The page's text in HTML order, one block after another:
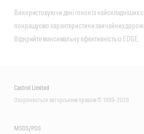
Використовуючи дані гонок із найскладніших
покращуємо характеристики звичайних
Відкрийте максимальну ефективність із EDGE.
Castrol Limited
Охороняється авторським правом © 1999–2026
MSDS/PDS